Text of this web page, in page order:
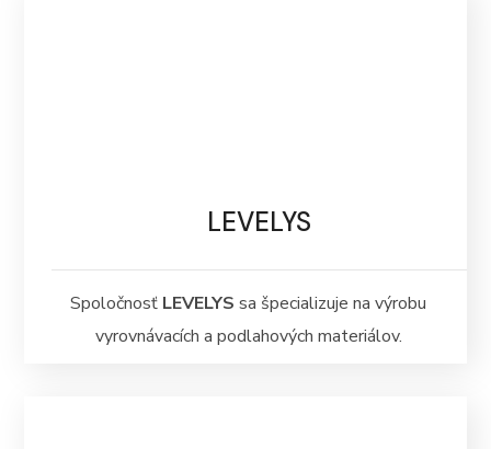
LEVELYS
Spoločnosť LEVELYS sa špecializuje na výrobu
vyrovnávacích a podlahových materiálov.